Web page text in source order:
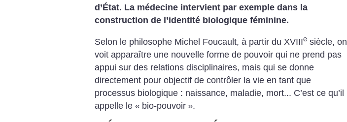
d’État. La médecine intervient par exemple dans la
construction de l’identité biologique féminine.
Selon le philosophe Michel Foucault, à partir du XVIIIe siècle, on
voit apparaître une nouvelle forme de pouvoir qui ne prend pas
appui sur des relations disciplinaires, mais qui se donne
directement pour objectif de contrôler la vie en tant que
processus biologique : naissance, maladie, mort... C’est ce qu’il
appelle le « bio-pouvoir ».